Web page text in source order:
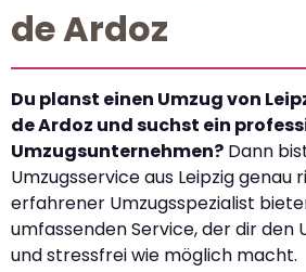
de Ardoz
Du planst einen Umzug von
de Ardoz und suchst ein
Umzugsunternehmen? Dann
Umzugsservice aus Leipzig genau
erfahrener Umzugsspezialist
umfassenden Service, der dir den
und stressfrei wie möglich macht.